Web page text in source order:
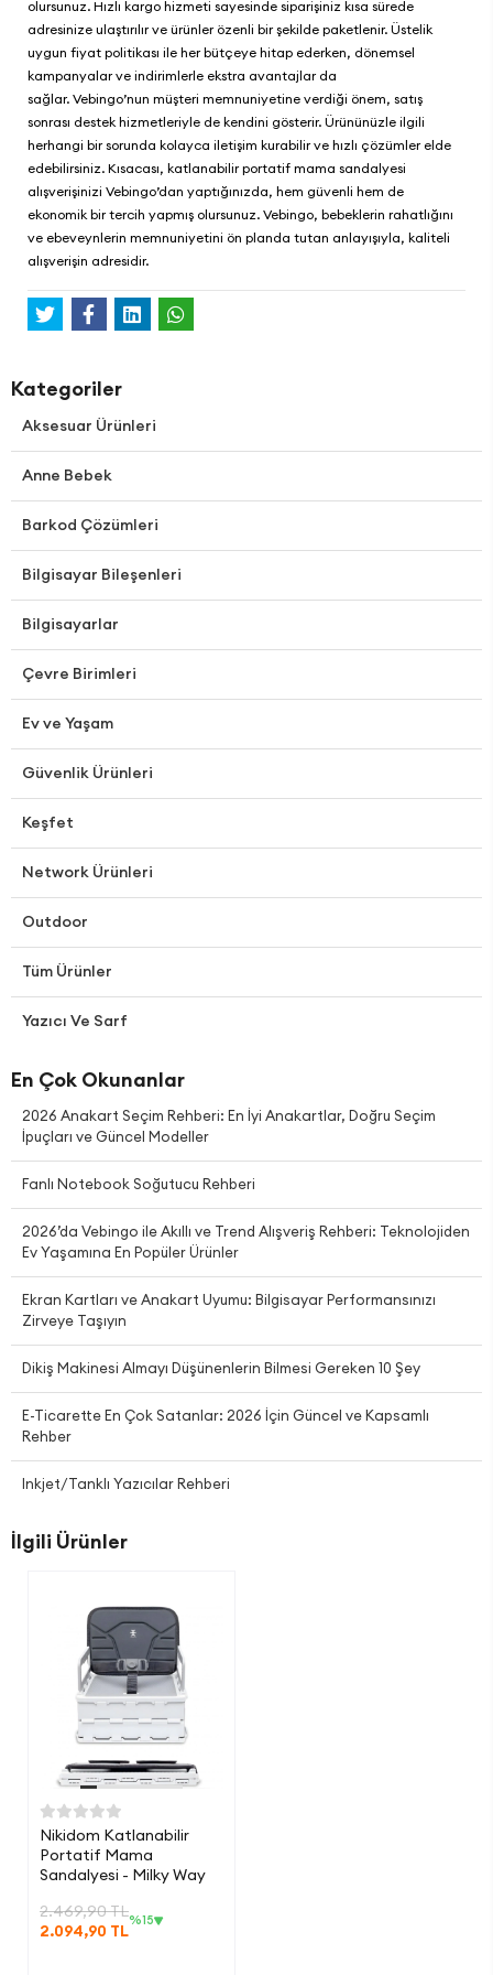
olursunuz. Hızlı kargo hizmeti sayesinde siparişiniz kısa sürede
adresinize ulaştırılır ve ürünler özenli bir şekilde paketlenir. Üstelik
uygun fiyat politikası ile her bütçeye hitap ederken, dönemsel
kampanyalar ve indirimlerle ekstra avantajlar da
sağlar. Vebingo’nun müşteri memnuniyetine verdiği önem, satış
sonrası destek hizmetleriyle de kendini gösterir. Ürününüzle ilgili
herhangi bir sorunda kolayca iletişim kurabilir ve hızlı çözümler elde
edebilirsiniz. Kısacası, katlanabilir portatif mama sandalyesi
alışverişinizi Vebingo’dan yaptığınızda, hem güvenli hem de
ekonomik bir tercih yapmış olursunuz. Vebingo, bebeklerin rahatlığını
ve ebeveynlerin memnuniyetini ön planda tutan anlayışıyla, kaliteli
alışverişin adresidir.
Kategoriler
Aksesuar Ürünleri
Anne Bebek
Barkod Çözümleri
Bilgisayar Bileşenleri
Bilgisayarlar
Çevre Birimleri
Ev ve Yaşam
Güvenlik Ürünleri
Keşfet
Network Ürünleri
Outdoor
Tüm Ürünler
Yazıcı Ve Sarf
En Çok Okunanlar
2026 Anakart Seçim Rehberi: En İyi Anakartlar, Doğru Seçim
İpuçları ve Güncel Modeller
Fanlı Notebook Soğutucu Rehberi
2026’da Vebingo ile Akıllı ve Trend Alışveriş Rehberi: Teknolojiden
Ev Yaşamına En Popüler Ürünler
Ekran Kartları ve Anakart Uyumu: Bilgisayar Performansınızı
Zirveye Taşıyın
Dikiş Makinesi Almayı Düşünenlerin Bilmesi Gereken 10 Şey
E-Ticarette En Çok Satanlar: 2026 İçin Güncel ve Kapsamlı
Rehber
Inkjet/Tanklı Yazıcılar Rehberi
İlgili Ürünler
Nikidom Katlanabilir
Portatif Mama
Sandalyesi - Milky Way
2.469,90 TL
2.094,90 TL
%15